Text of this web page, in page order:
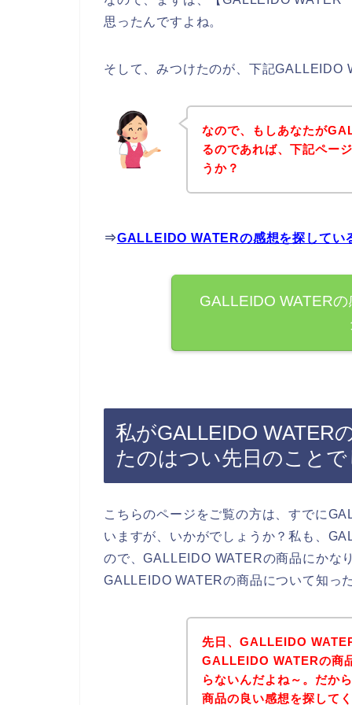
思ったんですよね。
そして、みつけたのが、下記GALLEIDO
なので、もしあなたが
るのであれば、下記ペー
うか？
⇒GALLEIDO WATERの感想を探してい
GALLEIDO WATER
私がGALLEIDO WATER
たのはつい先日のこと
こちらのページをご覧の方は、すでに
いますが、いかがでしょうか？私も、
ので、GALLEIDO WATERの商品にかな
GALLEIDO WATERの商品について知っ
先日、GALLEIDO
GALLEIDO WATERの商
らないんだよね～。だか
商品の良い感想を探して